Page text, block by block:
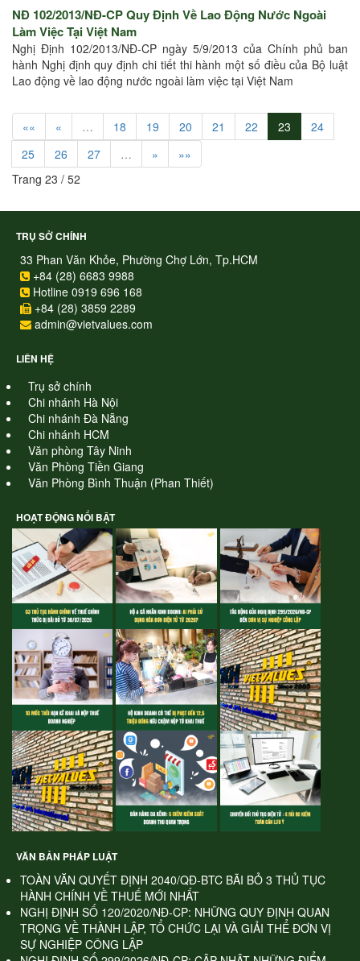
NĐ 102/2013/NĐ-CP Quy Định Về Lao Động Nước Ngoài
Làm Việc Tại Việt Nam
Nghị Định 102/2013/NĐ-CP ngày 5/9/2013 của Chính phủ ban
hành Nghị định quy định chi tiết thi hành một số điều của Bộ luật
Lao động về lao động nước ngoài làm việc tại Việt Nam
«« « … 18 19 20 21 22 23
24
25
26 27 … »
»»
Trang 23 / 52
TRỤ SỞ CHÍNH
33 Phan Văn Khỏe, Phường Chợ Lớn, Tp.HCM
+84 (28) 6683 9988
Hotline 0919 696 168
+84 (28) 3859 2289
admin@vietvalues.com
LIÊN HỆ
Trụ sở chính
Chi nhánh Hà Nội
Chi nhánh Đà Nẵng
Chi nhánh HCM
Văn phòng Tây Ninh
Văn Phòng Tiền Giang
Văn Phòng Bình Thuận (Phan Thiết)
HOẠT ĐỘNG NỔI BẬT
VĂN BẢN PHÁP LUẬT
TOÀN VĂN QUYẾT ĐỊNH 2040/QĐ-BTC BÃI BỎ 3 THỦ TỤC
HÀNH CHÍNH VỀ THUẾ MỚI NHẤT
NGHỊ ĐỊNH SỐ 120/2020/NĐ-CP: NHỮNG QUY ĐỊNH QUAN
TRỌNG VỀ THÀNH LẬP, TỔ CHỨC LẠI VÀ GIẢI THỂ ĐƠN VỊ
SỰ NGHIỆP CÔNG LẬP